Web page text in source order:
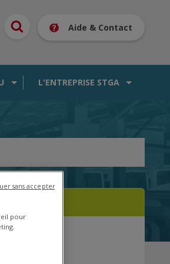
Aide & Contact
L'ENTREPRISE STGA
pour
sans accepter